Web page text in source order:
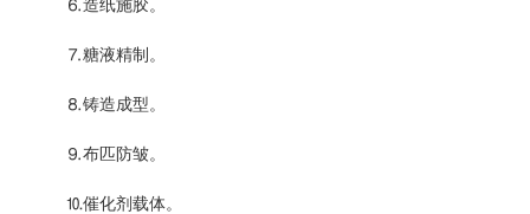
⒍造纸施胶。
⒎糖液精制。
⒏铸造成型。
⒐布匹防皱。
⒑催化剂载体。